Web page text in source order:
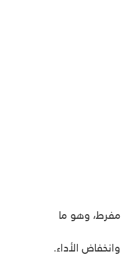
مفرط، وهو ما
الأداء.